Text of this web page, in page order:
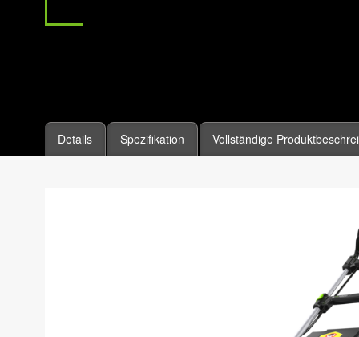
Details Spezifikation Vollständige